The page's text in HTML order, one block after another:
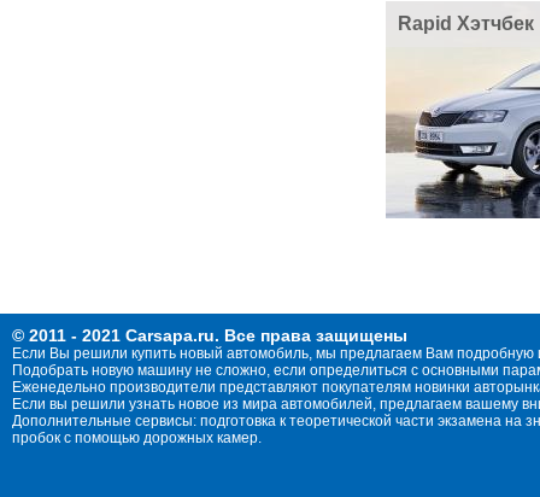
Rapid Хэтчбек
© 2011 - 2021 Carsapa.ru. Все права защищены
Если Вы решили купить новый автомобиль, мы предлагаем Вам
Подобрать новую машину не сложно, если определиться с основными
Еженедельно производители представляют покупателям новинки
Если вы решили узнать новое из мира автомобилей, предлагаем вашему
Дополнительные сервисы: подготовка к теоретической части экзамена
пробок с помощью дорожных камер.